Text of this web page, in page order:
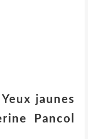
jaunes
Pancol